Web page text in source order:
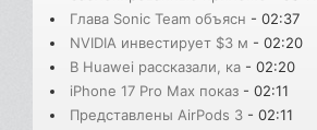
Глава Sonic Team объясн - 02:37
NVIDIA инвестирует $3 м - 02:20
В Huawei рассказали, ка - 02:20
iPhone 17 Pro Max показ - 02:11
Представлены AirPods 3 - 02:11